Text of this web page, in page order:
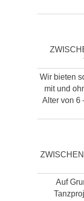
Wir bieten
mit und
Alter von 6
Auf